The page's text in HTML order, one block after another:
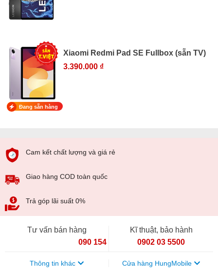
Xiaomi Redmi Pad SE Fullbox (sẵn TV)
3.390.000 ₫
Đang sẵn hàng
Cam kết chất lượng và giá rẻ
Giao hàng COD toàn quốc
Trả góp lãi suất 0%
Tư vấn bán hàng
090 154 8866
Kĩ thuật, bảo hành
0902 03 5500
Thông tin khác Cửa hàng HungMobile